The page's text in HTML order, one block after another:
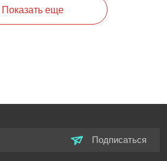
Показать еще
Подписаться